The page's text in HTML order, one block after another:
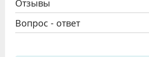
Отзывы
Вопрос - ответ